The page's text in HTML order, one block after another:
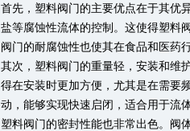
首先，塑料阀门的主要优点在于其优
盐等腐蚀性流体的控制。这使得塑料
阀门的耐腐蚀性也使其在食品和医药
其次，塑料阀门的重量轻，安装和维
得在安装时更加方便，尤其是在需要
动，能够实现快速启闭，适合用于流
塑料阀门的密封性能也非常出色。阀